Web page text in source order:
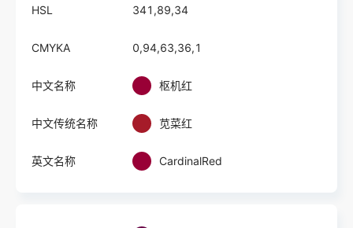
HSL 341,89,34
CMYKA 0,94,63,36,1
中文名称 枢机红
中文传统名称 苋菜红
英文名称 CardinalRed